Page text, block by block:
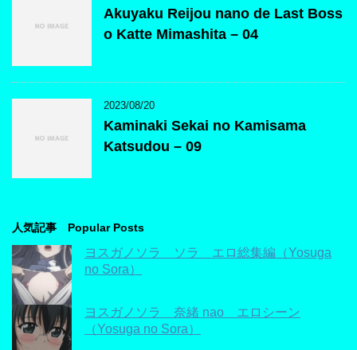
Akuyaku Reijou nano de Last Boss
o Katte Mimashita – 04
2023/08/20
Kaminaki Sekai no Kamisama
Katsudou – 09
人気記事 Popular Posts
ヨスガノソラ ソラ エロ総集編（Yosuga
no Sora）
ヨスガノソラ 奈緒 nao エロシーン
（Yosuga no Sora）